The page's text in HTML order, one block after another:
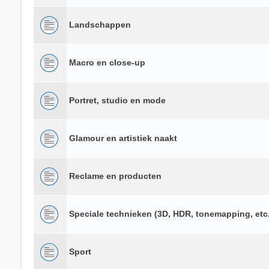
Landschappen
Macro en close-up
Portret, studio en mode
Glamour en artistiek naakt
Reclame en producten
Speciale technieken (3D, HDR, tonemapping,
Sport